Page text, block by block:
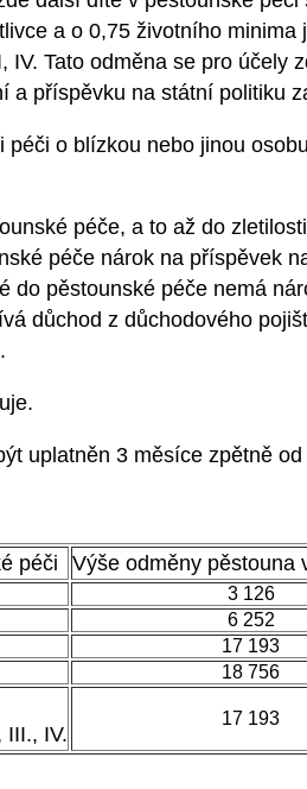
a o 0,75 životního
IV. Tato odměna se pro účely
a příspěvku na státní politiku
péči o blízkou nebo jinou
péče, a to až do
péče nárok na příspěvek
do pěstounské péče nemá
důchod z důchodového
uplatněn 3 měsíce zpětně
péči Výše odměny pěstouna
3 126
6 252
17 193
18 756
III., IV.
17 193